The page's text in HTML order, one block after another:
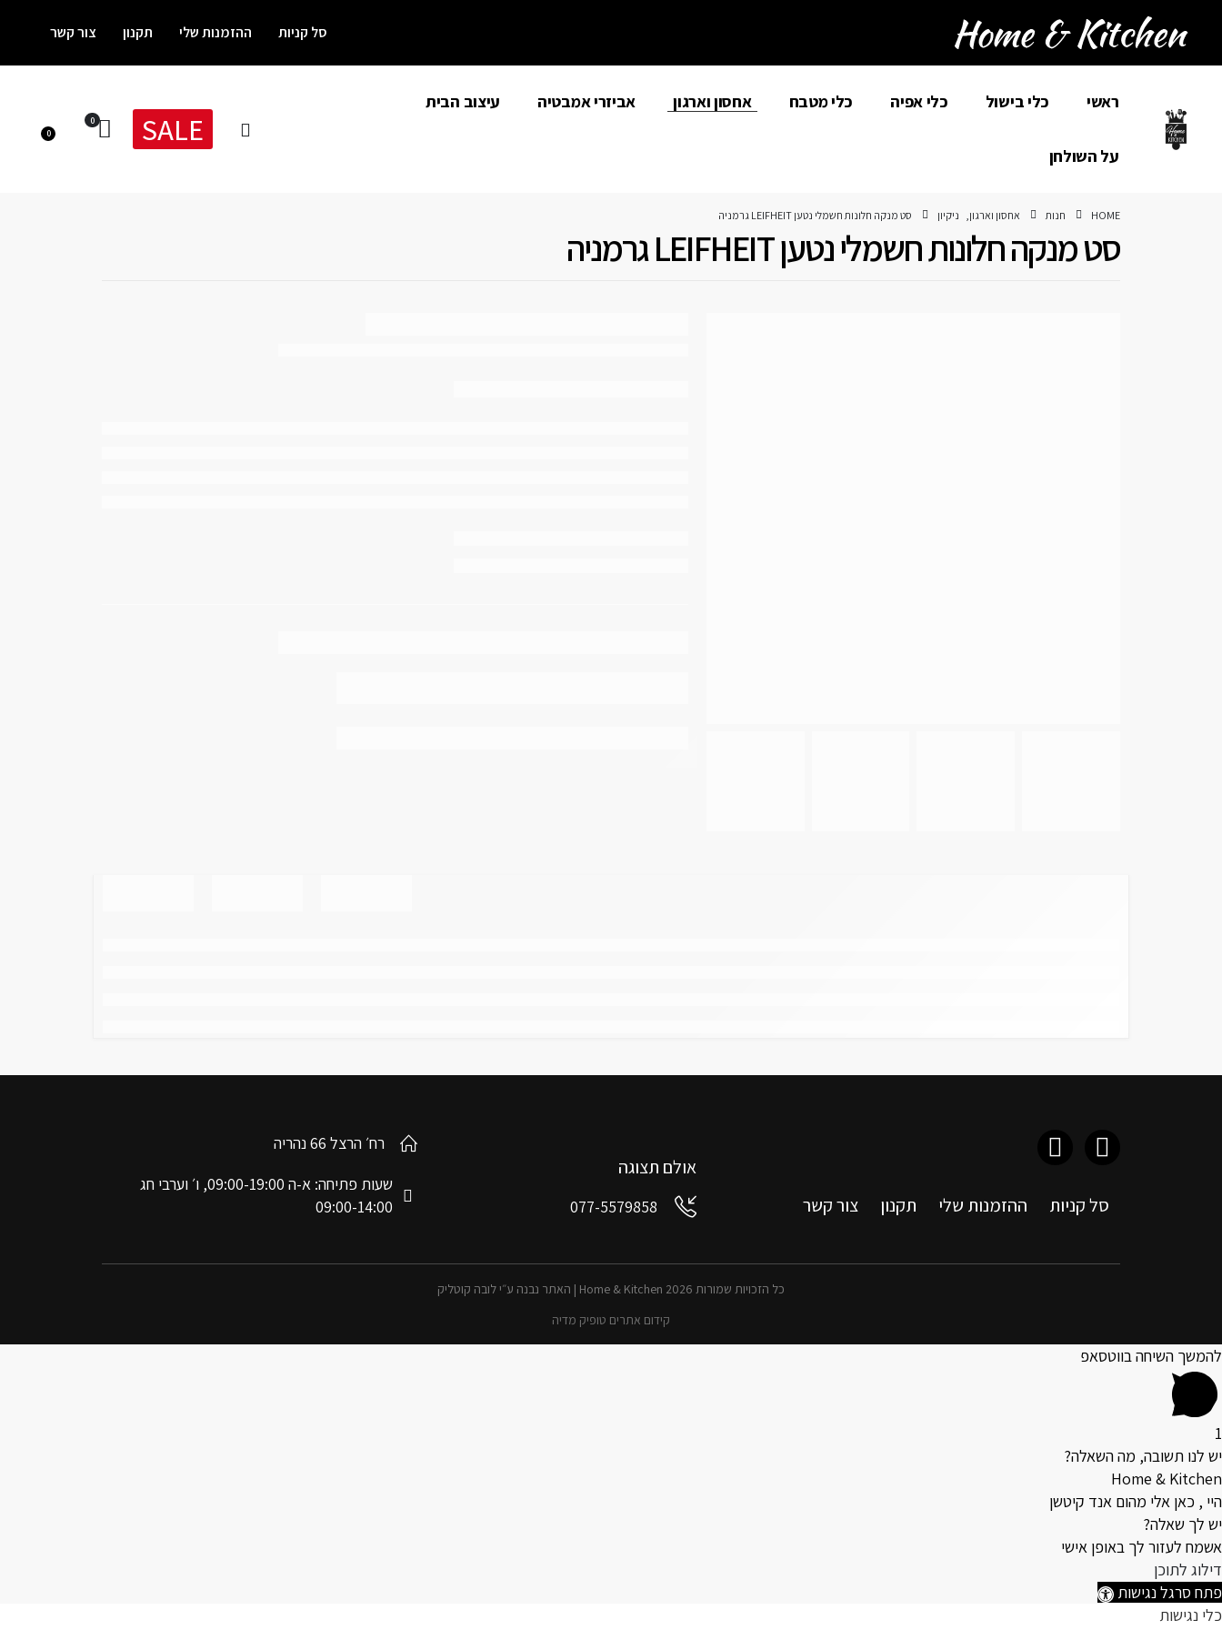
סל קניות ההזמנות שלי תקנון צור קשר
ראשי כלי בישול כלי אפיה כלי מטבח אחסון וארגון אביזרי אמבטיה עיצוב הבית
על השולחן
SALE
0
0
HOME חנות אחסון וארגון, ניקיון סט מנקה חלונות חשמלי נטען LEIFHEIT גרמניה
סט מנקה חלונות חשמלי נטען LEIFHEIT גרמניה
סל קניות ההזמנות שלי תקנון צור קשר
אולם תצוגה
077-5579858
רח׳ הרצל 66 נהריה
שעות פתיחה: א-ה 09:00-19:00, ו׳ וערבי חג
09:00-14:00
כל הזכויות שמורות 2026 Home & Kitchen | האתר נבנה ע״י לובה קוטליק
קידום אתרים טופיק מדיה
להמשך השיחה בווטסאפ
1
יש לנו תשובה, מה השאלה?
Home & Kitchen
היי , כאן אלי מהום אנד קיטשן
יש לך שאלה?
אשמח לעזור לך באופן אישי
דילוג לתוכן
פתח סרגל נגישות
כלי נגישות